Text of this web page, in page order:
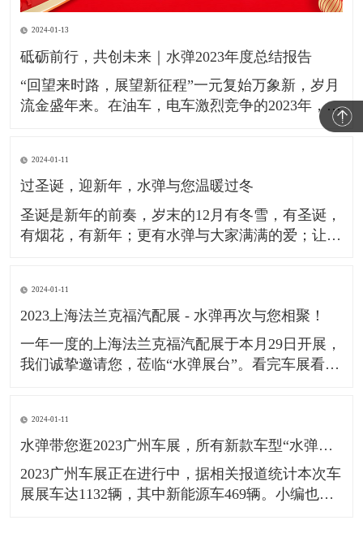
2024-01-13
砥砺前行，共创未来｜水弹2023年度总结报告
​“​​回望来时路，展望新征程”​​一元复始万象新，岁月​
流金盛年来。在油车，电车激烈竞争的2023年，水
弹镀膜雨刮作为刚需的汽配产品持续服务于本田，
荣威，领跑，小鹏，极氪，吉利，高合，比亚迪等
多个汽车品牌；成功通过了德系GMW及日系JIS的
检测标准。让更
2024-01-11
过圣诞，迎新年，水弹与您温暖过冬
​圣诞是新年的前奏，岁末的12月有冬雪，有圣诞，
有烟花，有新年；更有水弹与大家满满的爱；​让我
往。​
2024-01-11
2023上海法兰克福汽配展 - 水弹再次与您相聚！
一年一度的上海法兰克福汽配展于本月29日开展，
我们诚挚邀请您，莅临“水弹展台”。​看完车展看汽
本次展会已是＂水弹＂受邀出展的第9年，此次水
弹也将聚焦展会主题“技术•创新•趋势”，为大家更
好地
2024-01-11
水弹带您逛2023广州车展，所有新款车型“水弹镀膜雨刮”均可适配。
​2023广州车展正在进行中，据相关报道统计本次车
展展车达1132辆，其中新能源车469辆。小编也第